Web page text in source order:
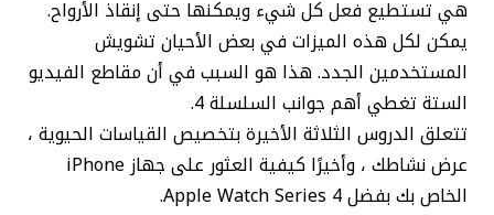
هي تستطيع فعل كل شيء ويمكنها حتى إنقاذ الأرواح.
يمكن لكل هذه الميزات في بعض الأحيان تشويش
المستخدمين الجدد. هذا هو السبب في أن مقاطع الفيديو
الستة تغطي أهم جوانب السلسلة 4.
تتعلق الدروس الثلاثة الأخيرة بتخصيص القياسات الحيوية ،
عرض نشاطك ، وأخيرًا كيفية العثور على جهاز iPhone
الخاص بك بفضل Apple Watch Series 4.